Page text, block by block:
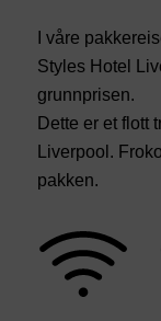
I våre
Styles Hotel
grunnprisen.
Dette er et flott
Liverpool.
pakken.